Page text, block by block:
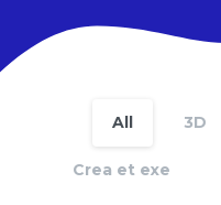
All 3D
Crea et exe